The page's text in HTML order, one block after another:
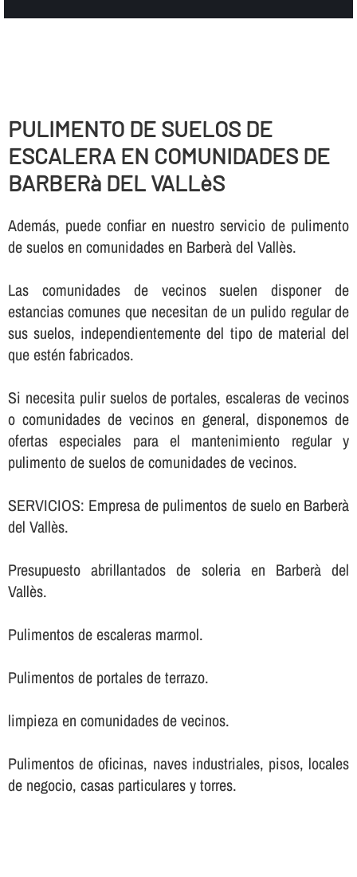
PULIMENTO DE SUELOS DE
ESCALERA EN COMUNIDADES DE
BARBERà DEL VALLèS
Además, puede confiar en nuestro servicio de pulimento
de suelos en comunidades en Barberà del Vallès.
Las comunidades de vecinos suelen disponer de
estancias comunes que necesitan de un pulido regular de
sus suelos, independientemente del tipo de material del
que estén fabricados.
Si necesita pulir suelos de portales, escaleras de vecinos
o comunidades de vecinos en general, disponemos de
ofertas especiales para el mantenimiento regular y
pulimento de suelos de comunidades de vecinos.
SERVICIOS: Empresa de pulimentos de suelo en Barberà
del Vallès.
Presupuesto abrillantados de soleria en Barberà del
Vallès.
Pulimentos de escaleras marmol.
Pulimentos de portales de terrazo.
limpieza en comunidades de vecinos.
Pulimentos de oficinas, naves industriales, pisos, locales
de negocio, casas particulares y torres.